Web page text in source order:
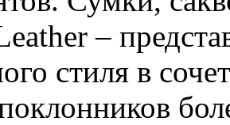
–
стиля в